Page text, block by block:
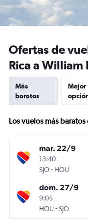
Ofertas de
Rica a William
Más
baratos
Mejor
Los vuelos más
mar. 22/9
13:40
SJO- HOU
dom. 27/9
9:05
HOU-SJO